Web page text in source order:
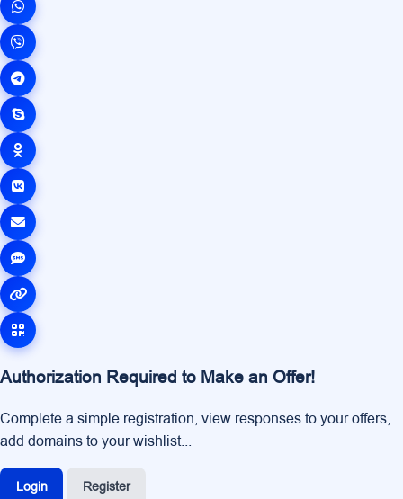
Authorization Required to Make an Offer!
Complete a simple registration, view responses to your offers,
add domains to your wishlist...
Login Register